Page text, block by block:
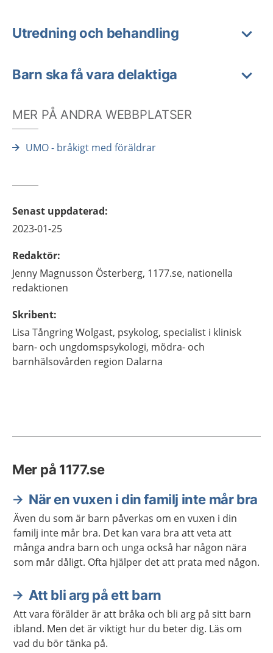
Utredning och behandling
Barn ska få vara delaktiga
MER PÅ ANDRA WEBBPLATSER
UMO - bråkigt med föräldrar
Senast uppdaterad:
2023-01-25
Redaktör:
Jenny Magnusson Österberg, 1177.se, nationella
redaktionen
Skribent:
Lisa Tångring Wolgast, psykolog, specialist i klinisk
barn- och ungdomspsykologi, mödra- och
barnhälsovården region Dalarna
Mer på 1177.se
När en vuxen i din familj inte mår bra
Även du som är barn påverkas om en vuxen i din
familj inte mår bra. Det kan vara bra att veta att
många andra barn och unga också har någon nära
som mår dåligt. Ofta hjälper det att prata med någon.
Att bli arg på ett barn
Att vara förälder är att bråka och bli arg på sitt barn
ibland. Men det är viktigt hur du beter dig. Läs om
vad du bör tänka på.